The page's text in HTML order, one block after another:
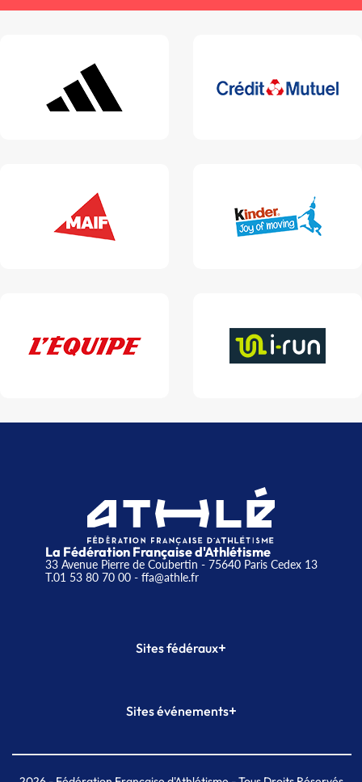
La Fédération Française d'Athlétisme
33 Avenue Pierre de Coubertin - 75640 Paris Cedex 13
T.01 53 80 70 00- ffa@athle.fr
Sites fédéraux+
Plateforme Formation
Sites événements+
Meeting de Paris indoor
MAIF Ekiden de Paris